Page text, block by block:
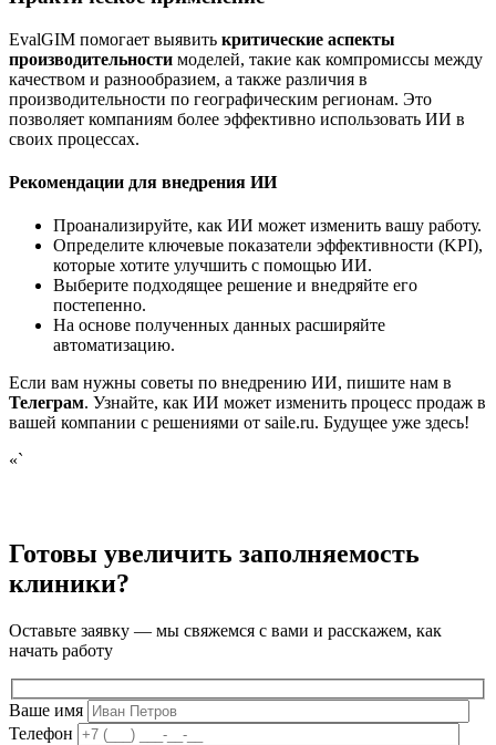
EvalGIM помогает выявить критические аспекты
производительности моделей, такие как компромиссы между
качеством и разнообразием, а также различия в
производительности по географическим регионам. Это
позволяет компаниям более эффективно использовать ИИ в
своих процессах.
Рекомендации для внедрения ИИ
Проанализируйте, как ИИ может изменить вашу работу.
Определите ключевые показатели эффективности (KPI),
которые хотите улучшить с помощью ИИ.
Выберите подходящее решение и внедряйте его
постепенно.
На основе полученных данных расширяйте
автоматизацию.
Если вам нужны советы по внедрению ИИ, пишите нам в
Телеграм. Узнайте, как ИИ может изменить процесс продаж в
вашей компании с решениями от saile.ru. Будущее уже здесь!
«`
Готовы увеличить заполняемость
клиники?
Оставьте заявку — мы свяжемся с вами и расскажем, как
начать работу
Ваше имя
Телефон